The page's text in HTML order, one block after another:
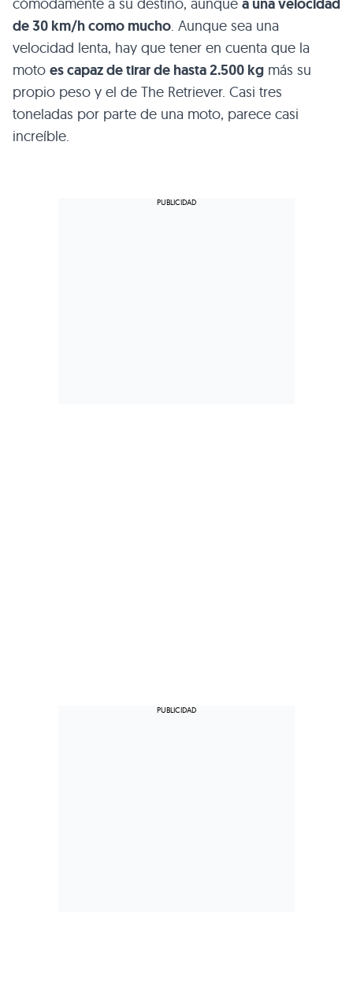
de 30 km/h como mucho. Aunque sea una
velocidad lenta, hay que tener en cuenta que la
moto es capaz de tirar de hasta 2.500 kg más su
propio peso y el de The Retriever. Casi tres
toneladas por parte de una moto, parece casi
increíble.